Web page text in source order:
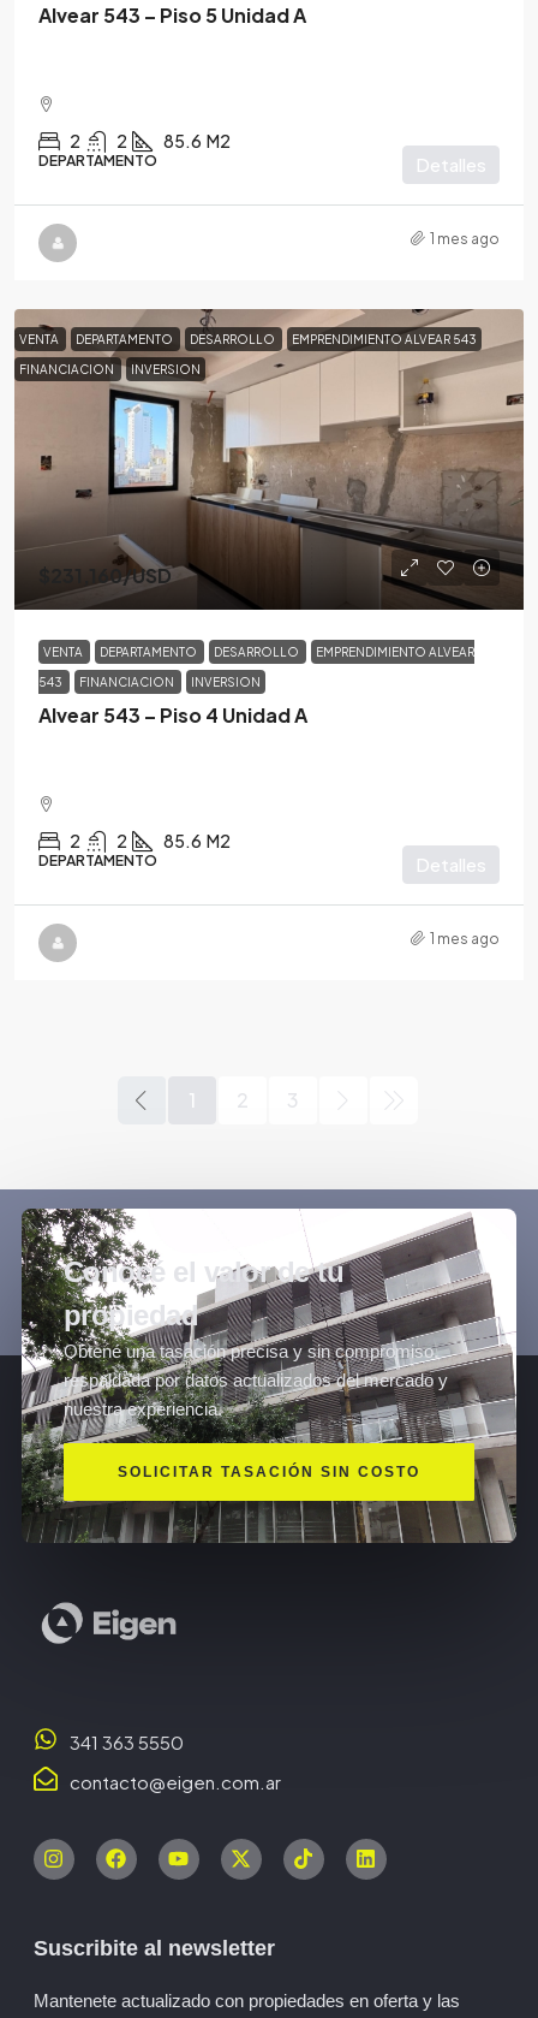
Alvear 543 – Piso 5 Unidad A
2 2 85.6 M2
DEPARTAMENTO Detalles
1 mes ago
VENTA DEPARTAMENTO DESARROLLO EMPRENDIMIENTO ALVEAR 543
FINANCIACION INVERSION
$231,160/USD
VENTA DEPARTAMENTO DESARROLLO EMPRENDIMIENTO ALVEAR
543 FINANCIACION INVERSION
Alvear 543 – Piso 4 Unidad A
2 2 85.6 M2
DEPARTAMENTO Detalles
1 mes ago
1 2 3
Conocé el valor de tu
propiedad
Obtené una tasación precisa y sin compromiso,
respaldada por datos actualizados del mercado y
nuestra experiencia.
SOLICITAR TASACIÓN SIN COSTO
341 363 5550
contacto@eigen.com.ar
Suscribite al newsletter
Mantenete actualizado con propiedades en oferta y las